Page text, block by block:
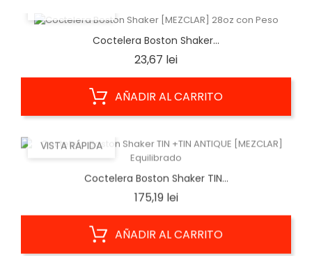
Coctelera Boston Shaker...
23,67 leiPrecio
AÑADIR AL CARRITO
VISTA RÁPIDA
Coctelera Boston Shaker TIN...
175,19 leiPrecio
AÑADIR AL CARRITO